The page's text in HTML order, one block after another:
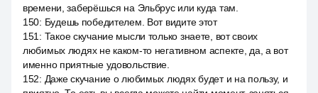
времени, заберёшься на Эльбрус или куда там.
150: Будешь победителем. Вот видите этот
151 : Такое скучание мысли только знаете, вот своих
любимых людях не каком-то негативном аспекте, да, а вот
именно приятные удовольствие.
152: Даже скучание о любимых людях будет и на пользу, и